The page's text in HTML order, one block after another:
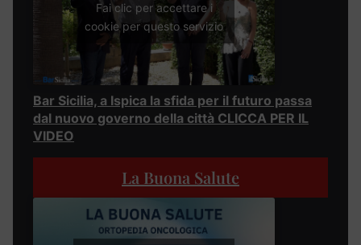
Fai clic per accettare i
cookie per questo servizio
Bar Sicilia, a Ispica la sfida per il futuro passa
dal nuovo governo della città CLICCA PER IL
VIDEO
La Buona Salute